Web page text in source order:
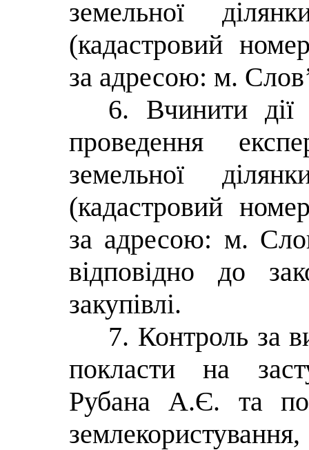
земельної
(кадастровий
за адресою: м.
6. Вчинити дії
проведення
земельної
(кадастровий
за адресою: м.
відповідно до
закупівлі.
7. Контроль за
покласти на
Рубана А.Є. та